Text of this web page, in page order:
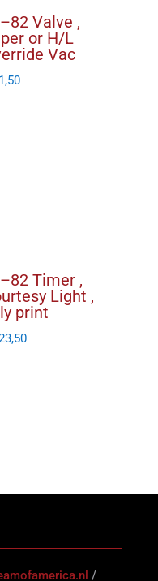
Valve ,
or H/L
Vac
Timer ,
Light ,
print
/